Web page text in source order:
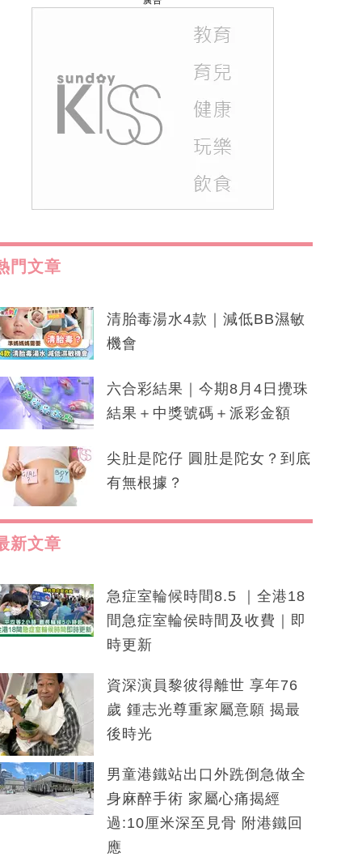
門文章
清胎毒湯水4款｜減低BB濕敏
機會
六合彩結果｜今期8月4日攪珠
結果＋中獎號碼＋派彩金額
尖肚是陀仔 圓肚是陀女？到底
有無根據？
新文章
急症室輪候時間8.5 ｜全港18
間急症室輪侯時間及收費｜即
時更新
資深演員黎彼得離世 享年76
歲 鍾志光尊重家屬意願 揭最
後時光
男童港鐵站出口外跣倒急做全
身麻醉手術 家屬心痛揭經
過:10厘米深至見骨 附港鐵回
應